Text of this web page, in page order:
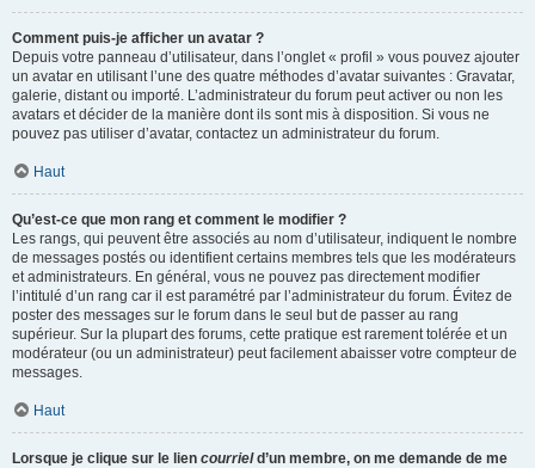
Comment puis-je afficher un avatar ?
Depuis votre panneau d’utilisateur, dans l’onglet « profil » vous pouvez ajouter
un avatar en utilisant l’une des quatre méthodes d’avatar suivantes : Gravatar,
galerie, distant ou importé. L’administrateur du forum peut activer ou non les
avatars et décider de la manière dont ils sont mis à disposition. Si vous ne
pouvez pas utiliser d’avatar, contactez un administrateur du forum.
Haut
Qu’est-ce que mon rang et comment le modifier ?
Les rangs, qui peuvent être associés au nom d’utilisateur, indiquent le nombre
de messages postés ou identifient certains membres tels que les modérateurs
et administrateurs. En général, vous ne pouvez pas directement modifier
l’intitulé d’un rang car il est paramétré par l’administrateur du forum. Évitez de
poster des messages sur le forum dans le seul but de passer au rang
supérieur. Sur la plupart des forums, cette pratique est rarement tolérée et un
modérateur (ou un administrateur) peut facilement abaisser votre compteur de
messages.
Haut
Lorsque je clique sur le lien courrield’un membre, on me demande de me